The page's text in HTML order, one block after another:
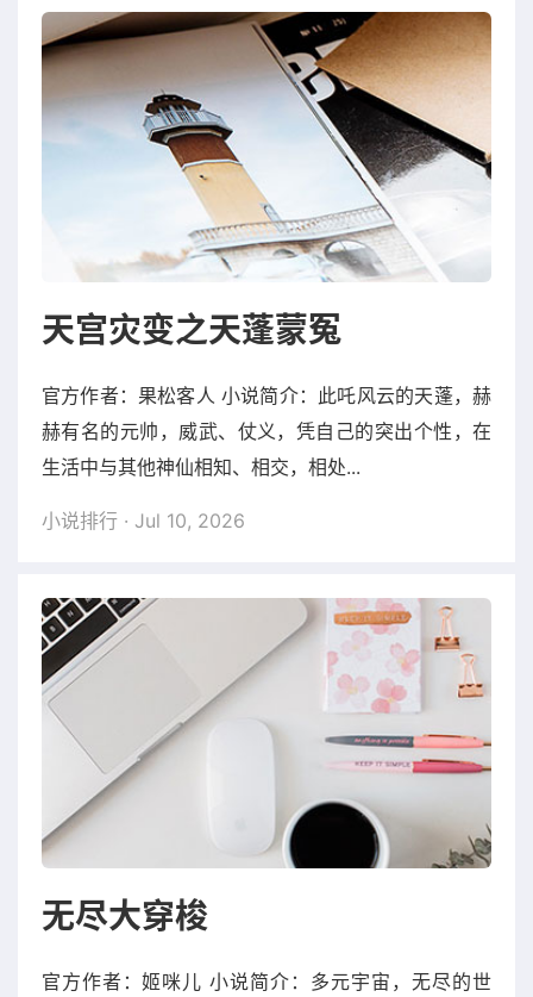
天宫灾变之天蓬蒙冤
官方作者：果松客人 小说简介：此吒风云的天蓬，赫
赫有名的元帅，威武、仗义，凭自己的突出个性，在
生活中与其他神仙相知、相交，相处...
小说排行 · Jul 10, 2026
无尽大穿梭
官方作者：姬咪儿 小说简介：多元宇宙，无尽的世